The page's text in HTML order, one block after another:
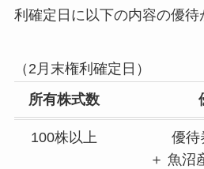
利確定日に以下の内容の優待
（2月末権利確定日）
所有株式数
100株以上
優待
＋ 魚沼